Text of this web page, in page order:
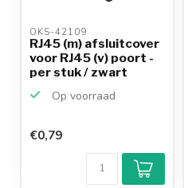
OKS-42109
RJ45 (m) afsluitcover
voor RJ45 (v) poort -
per stuk / zwart
Op voorraad
€0,79